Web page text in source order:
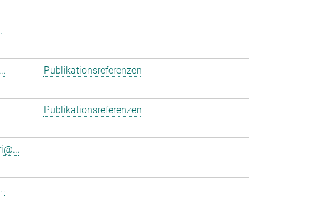
Publikationsreferenzen
Publikationsreferenzen